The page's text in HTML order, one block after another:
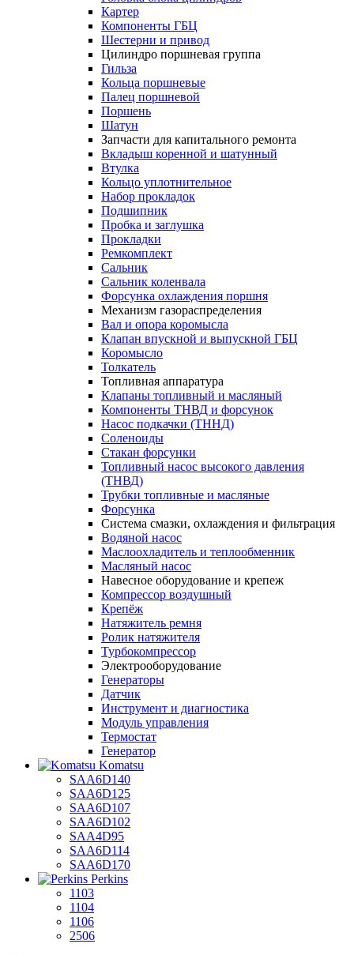
Картер
Компоненты ГБЦ
Шестерни и привод
Цилиндро поршневая группа
Гильза
Кольца поршневые
Палец поршневой
Поршень
Шатун
Запчасти для капитального ремонта
Вкладыш коренной и шатунный
Втулка
Кольцо уплотнительное
Набор прокладок
Подшипник
Пробка и заглушка
Прокладки
Ремкомплект
Сальник
Сальник коленвала
Форсунка охлаждения поршня
Механизм газораспределения
Вал и опора коромысла
Клапан впускной и выпускной ГБЦ
Коромысло
Толкатель
Топливная аппаратура
Клапаны топливный и масляный
Компоненты ТНВД и форсунок
Насос подкачки (ТННД)
Соленоиды
Стакан форсунки
Топливный насос высокого давления
(ТНВД)
Трубки топливные и масляные
Форсунка
Система смазки, охлаждения и фильтрация
Водяной насос
Маслоохладитель и теплообменник
Масляный насос
Навесное оборудование и крепеж
Компрессор воздушный
Крепёж
Натяжитель ремня
Ролик натяжителя
Турбокомпрессор
Электрооборудование
Генераторы
Датчик
Инструмент и диагностика
Модуль управления
Термостат
Генератор
Komatsu
SAA6D140
SAA6D125
SAA6D107
SAA6D102
SAA4D95
SAA6D114
SAA6D170
Perkins
1103
1104
1106
2506